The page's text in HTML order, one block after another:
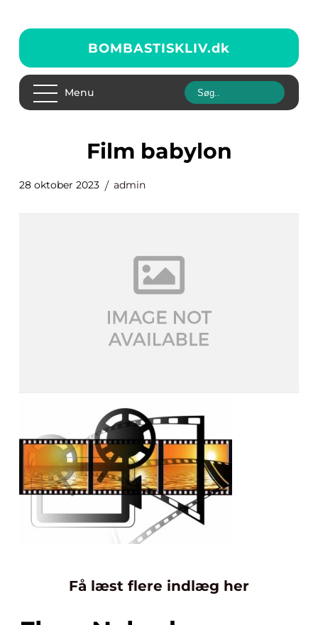
BOMBASTISKLIV.dk
Menu
film babylon
28 oktober 2023 admin
Få læst flere indlæg her